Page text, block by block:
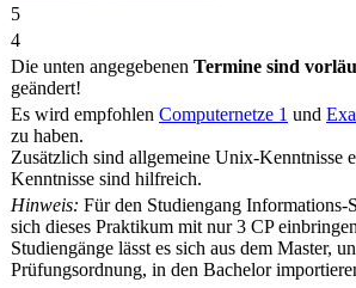
5
4
Die unten angegebenen Termine sind
geändert!
Es wird empfohlen Computernetze 1 und
zu haben.
Zusätzlich sind allgemeine Unix-Kenntnisse
Kenntnisse sind hilfreich.
Hinweis: Für den Studiengang Informations-
sich dieses Praktikum mit nur 3 CP
Studiengänge lässt es sich aus dem Master,
Prüfungsordnung, in den Bachelor